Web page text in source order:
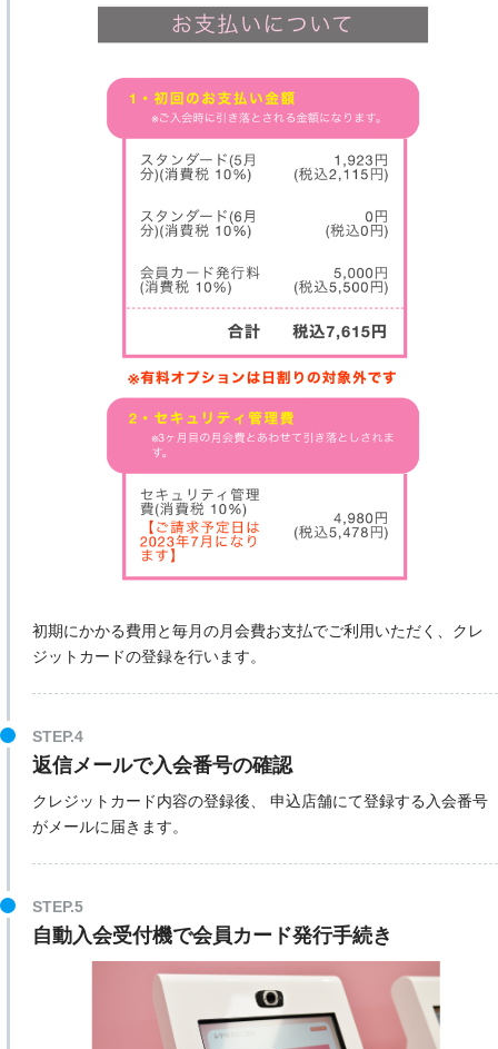
初期にかかる費用と毎月の月会費お支払でご利用いただく、クレ
ジットカードの登録を行います。
STEP.4
返信メールで入会番号の確認
クレジットカード内容の登録後、 申込店舗にて登録する入会番号
がメールに届きます。
STEP.5
自動入会受付機で会員カード発行手続き